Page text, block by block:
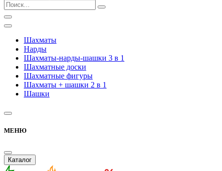
Шахматы
Нарды
Шахматы-нарды-шашки 3 в 1
Шахматные доски
Шахматные фигуры
Шахматы + шашки 2 в 1
Шашки
МЕНЮ
Каталог